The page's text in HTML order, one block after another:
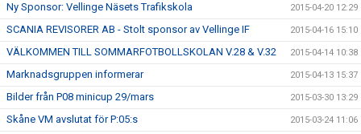
Ny Sponsor: Vellinge Näsets Trafikskola 2015-04-20 12:29
SCANIA REVISORER AB - Stolt sponsor av Vellinge IF 2015-04-16 15:10
VÄLKOMMEN TILL SOMMARFOTBOLLSKOLAN V.28 & V.32 2015-04-14 10:38
Marknadsgruppen informerar 2015-04-13 15:37
Bilder från P08 minicup 29/mars 2015-03-30 13:29
Skåne VM avslutat för P:05:s 2015-03-24 11:06